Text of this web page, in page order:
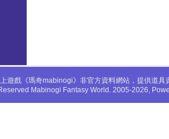
遊戲《瑪奇mabinogi》非官方資料網站，提供道
Mabinogi Fantasy World. 2005-2026,